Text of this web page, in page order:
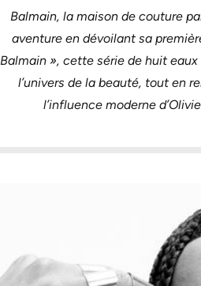
Balmain, la maison de couture
aventure en dévoilant sa
Balmain », cette série de huit
l’univers de la beauté, tout en
l’influence moderne